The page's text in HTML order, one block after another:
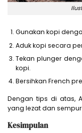
Gunakan kopi
Aduk kopi secara
Tekan plunger
kopi.
Bersihkan French
Dengan tips di atas,
yang lezat dan
Kesimpulan